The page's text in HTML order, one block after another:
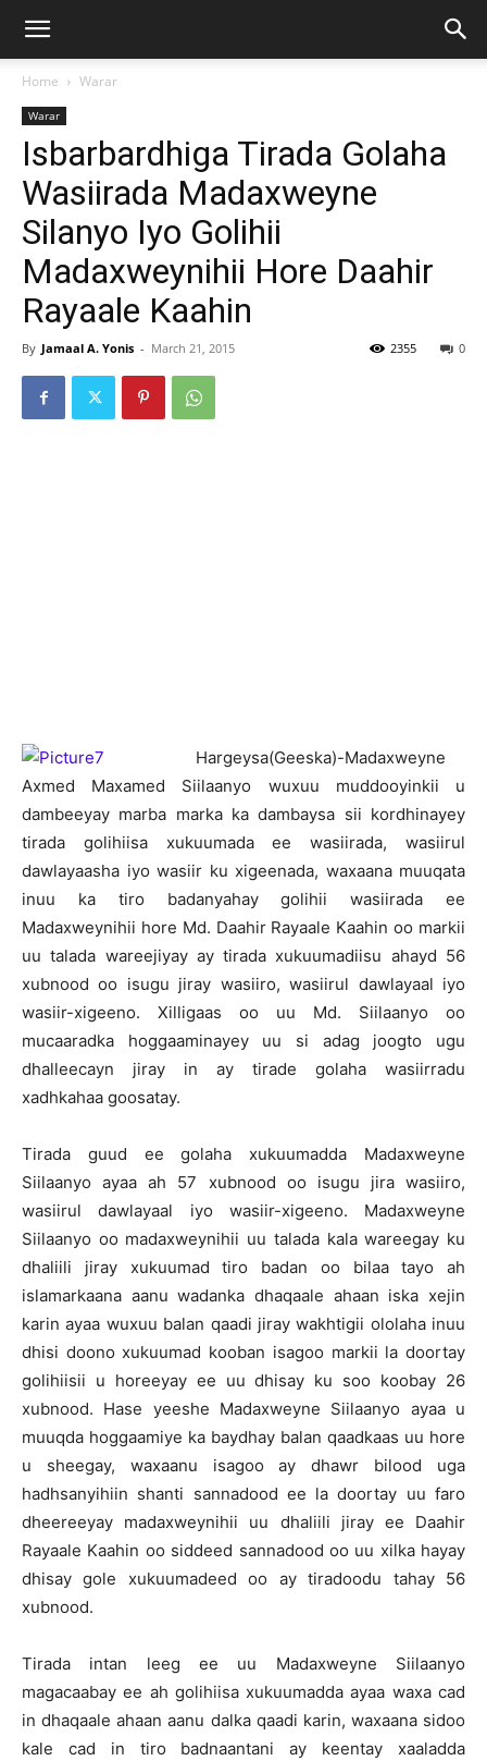
Home Warar
Warar
Isbarbardhiga Tirada Golaha
Wasiirada Madaxweyne
Silanyo Iyo Golihii
Madaxweynihii Hore Daahir
Rayaale Kaahin
By Jamaal A. Yonis - March 21, 2015 0
2355
Hargeysa(Geeska)-Madaxweyne
Axmed Maxamed Siilaanyo wuxuu muddooyinkii u
dambeeyay marba marka ka dambaysa sii kordhinayey
tirada golihiisa xukuumada ee wasiirada, wasiirul
dawlayaasha iyo wasiir ku xigeenada, waxaana muuqata
inuu ka tiro badanyahay golihii wasiirada ee
Madaxweynihii hore Md. Daahir Rayaale Kaahin oo markii
uu talada wareejiyay ay tirada xukuumadiisu ahayd 56
xubnood oo isugu jiray wasiiro, wasiirul dawlayaal iyo
wasiir-xigeeno. Xilligaas oo uu Md. Siilaanyo oo
mucaaradka hoggaaminayey uu si adag joogto ugu
dhalleecayn jiray in ay tirade golaha wasiirradu
xadhkahaa goosatay.
Tirada guud ee golaha xukuumadda Madaxweyne
Siilaanyo ayaa ah 57 xubnood oo isugu jira wasiiro,
wasiirul dawlayaal iyo wasiir-xigeeno. Madaxweyne
Siilaanyo oo madaxweynihii uu talada kala wareegay ku
dhaliili jiray xukuumad tiro badan oo bilaa tayo ah
islamarkaana aanu wadanka dhaqaale ahaan iska xejin
karin ayaa wuxuu balan qaadi jiray wakhtigii ololaha inuu
dhisi doono xukuumad kooban isagoo markii la doortay
golihiisii u horeeyay ee uu dhisay ku soo koobay 26
xubnood. Hase yeeshe Madaxweyne Siilaanyo ayaa u
muuqda hoggaamiye ka baydhay balan qaadkaas uu hore
u sheegay, waxaanu isagoo ay dhawr bilood uga
hadhsanyihiin shanti sannadood ee la doortay uu faro
dheereeyay madaxweynihii uu dhaliili jiray ee Daahir
Rayaale Kaahin oo siddeed sannadood oo uu xilka hayay
dhisay gole xukuumadeed oo ay tiradoodu tahay 56
xubnood.
Tirada intan leeg ee uu Madaxweyne Siilaanyo
magacaabay ee ah golihiisa xukuumadda ayaa waxa cad
in dhaqaale ahaan aanu dalka qaadi karin, waxaana sidoo
kale cad in tiro badnaantani ay keentay xaaladda